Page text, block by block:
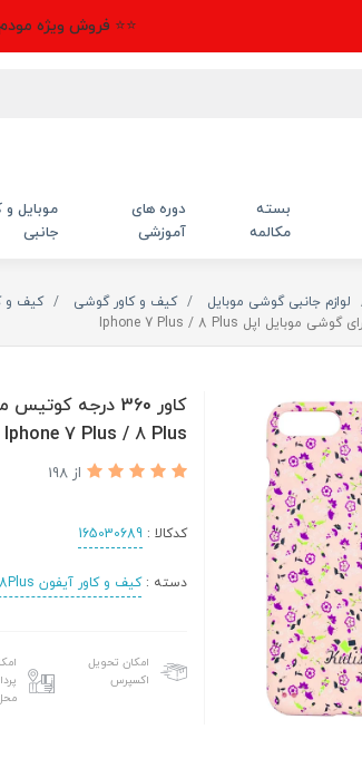
⭐⭐ فروش ویژه
بسته
مکالمه
دوره های
آموزشی
موبایل
جانبی
لوازم جانبی گوشی موبایل کیف و کاور گوشی کیف و
Iphone 7 Plus / 8 Plus
از 198
کدکالا :165030689
دسته :کیف و کاور آیفون 7Plus/8Plus
امکان تحویل
اکسپرس